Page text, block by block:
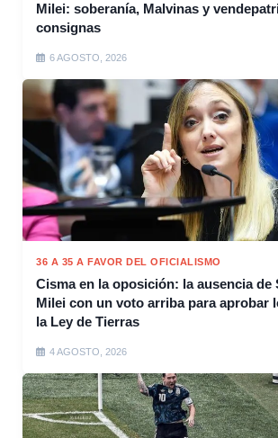
Milei: soberanía, Malvinas y
consignas
6 AGOSTO, 2026
36 A 35 A FAVOR DEL OFICIALISMO
Cisma en la oposición: la ausencia de
Milei con un voto arriba para aprobar
la Ley de Tierras
4 AGOSTO, 2026